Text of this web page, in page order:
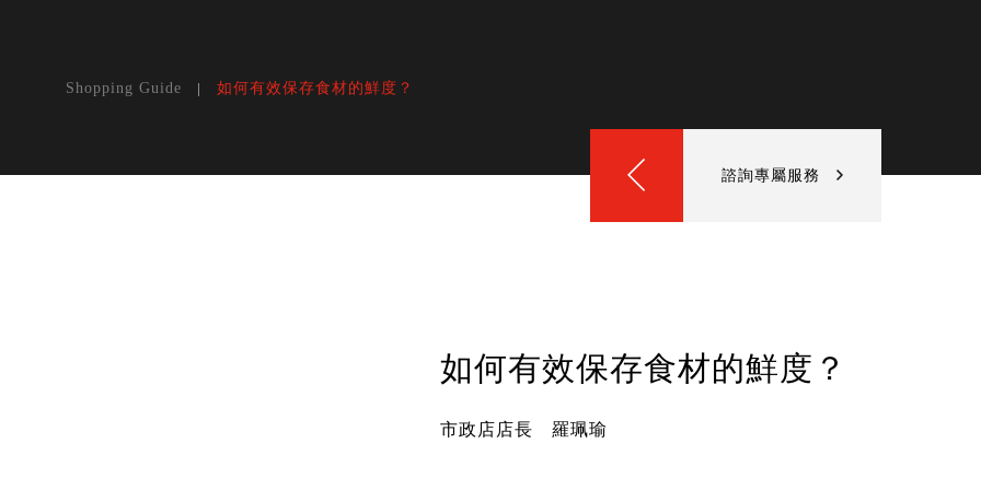
Shopping Guide 如何有效保存食材的鮮度？
諮詢專屬服務
如何有效保存食材的鮮度？
市政店店長 羅珮瑜